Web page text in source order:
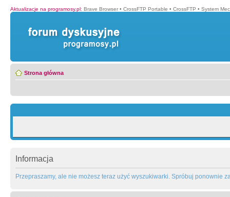
Aktualizacje na programosy.pl: Brave Browser • CrossFTP Portable • CrossFTP • System
Strona główna
Informacja
Przepraszamy, ale nie możesz teraz użyć wyszukiwarki. Spróbuj ponownie